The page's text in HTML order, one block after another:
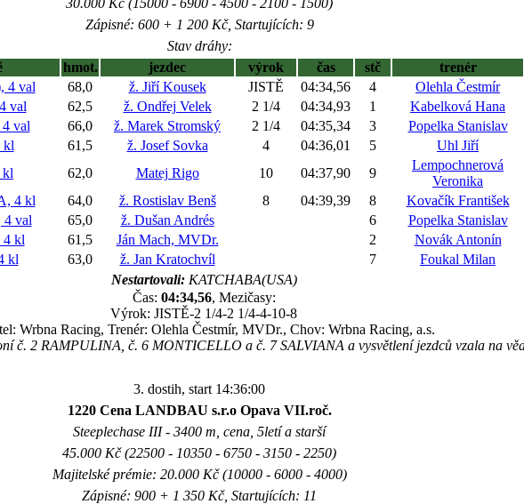
30.000 Kč (15000 - 6900 - 4500 - 2100 - 1500)
Zápisné: 600 + 1 200 Kč, Startujících: 9
Stav dráhy:
hmot. jezdec výrok čas stč trenér
4 val
68,0 ž. Jiří Kousek JISTĚ 04:34,56 4
Olehla Čestmír
val
62,5 ž. Ondřej Velek 2 1/4 04:34,93 1
Kabelková Hana
val
66,0 ž. Marek Stromský 2 1/4 04:35,34 3
Popelka Stanislav
kl
61,5 ž. Josef Sovka 4 04:36,01 5
Uhl Jiří
kl
62,0 Matej Rigo 10 04:37,90 9
Lempochnerová
Veronika
4 kl
64,0 ž. Rostislav Benš 8 04:39,39 8
Kovačík František
val
65,0 ž. Dušan Andrés 6
Popelka Stanislav
kl
61,5 Ján Mach, MVDr. 2
Novák Antonín
kl
63,0 ž. Jan Kratochvíl 7
Foukal Milan
Nestartovali:KATCHABA(USA)
Čas: 04:34,56, Mezičasy:
Výrok: JISTĚ-2 1/4-2 1/4-4-10-8
Wrbna Racing, Trenér: Olehla Čestmír, MVDr., Chov: Wrbna Racing, a.s.
č. 2 RAMPULINA, č. 6 MONTICELLO a č. 7 SALVIANA a vysvětlení jezdců vzala na
3. dostih, start 14:36:00
1220 Cena LANDBAU s.r.o Opava VII.roč.
Steeplechase III - 3400 m, cena, 5letí a starší
45.000 Kč (22500 - 10350 - 6750 - 3150 - 2250)
Majitelské prémie: 20.000 Kč (10000 - 6000 - 4000)
Zápisné: 900 + 1 350 Kč, Startujících: 11